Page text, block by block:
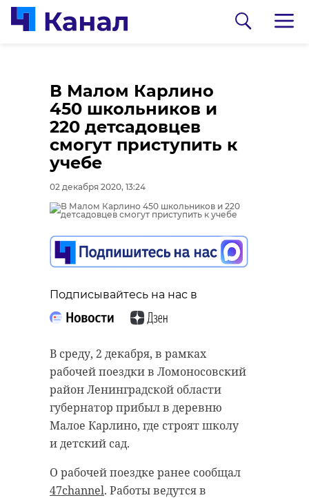
В Малом Карлино
450 школьников и
220 детсадовцев
смогут приступить к
учебе
02 декабря 2020, 13:24
Подписывайтесь на нас в
В среду, 2 декабря, в рамках
рабочей поездки в Ломоносовский
район Ленинградской области
губернатор прибыл в деревню
Малое Карлино, где строят школу
и детский сад.
О рабочей поездке ранее сообщал
47channel. Работы ведутся в
0:00 / 0:00
В Гатчинском районе
добровольцы
реставрируют
“особняк с
века
0:00 / 0:00
Сосновоборец
разгадал тайну
могилы на
старинном кладбище
об истории города